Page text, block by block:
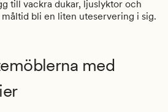
till vackra dukar, ljuslyktor och
bli en liten uteservering i sig.
med